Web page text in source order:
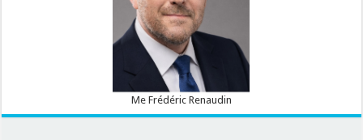
Me Frédéric Renaudin